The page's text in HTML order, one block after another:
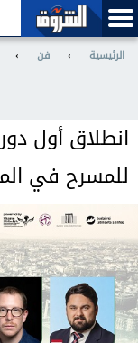
الرئيسية › فن ›
انطلاق أول
للمسرح في